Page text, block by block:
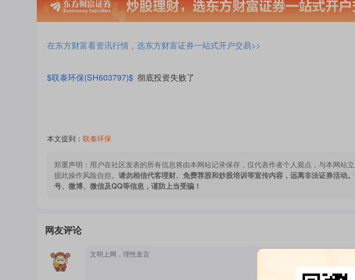
在东方财富看资讯行情，选东方财富证券一站式开户交易>>
$联泰环保(SH603797)$ 彻底投资失败了
本文提到： 联泰环保
郑重声明： 用户在社区发表的所有信息将由本网站记录保存，仅代表作者个人观点，与本网站
据此操作风险自担。 请勿相信代客理财、免费荐股和炒股培训等宣传内容，远离非法证券活动
号、微博、微信及QQ等信息，谨防上当受骗！
网友评论